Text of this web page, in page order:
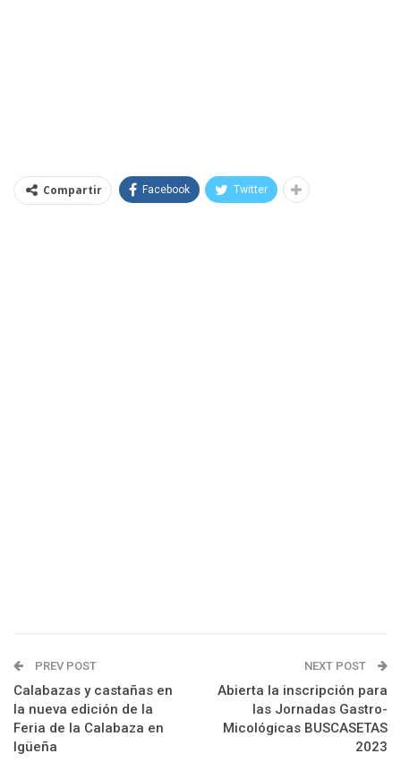
Compartir Facebook Twitter
PREV POST
Calabazas y castañas en
la nueva edición de la
Feria de la Calabaza en
Igüeña
NEXT POST
Abierta la inscripción para
las Jornadas Gastro-
Micológicas BUSCASETAS
2023